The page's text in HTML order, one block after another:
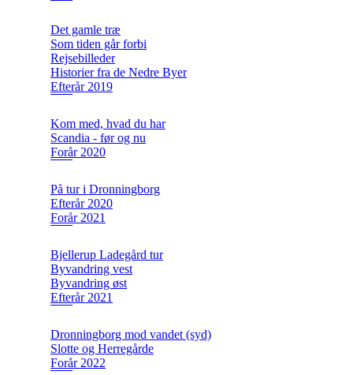
Det gamle træ
Som tiden går forbi
Rejsebilleder
Historier fra de Nedre Byer
Efterår 2019
Kom med, hvad du har
Scandia - før og nu
Forår 2020
På tur i Dronningborg
Efterår 2020
Forår 2021
Bjellerup Ladegård tur
Byvandring vest
Byvandring øst
Efterår 2021
Dronningborg mod vandet (syd)
Slotte og Herregårde
Forår 2022